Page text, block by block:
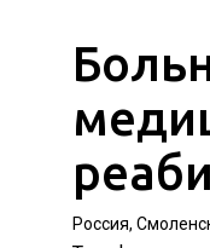
Россия,